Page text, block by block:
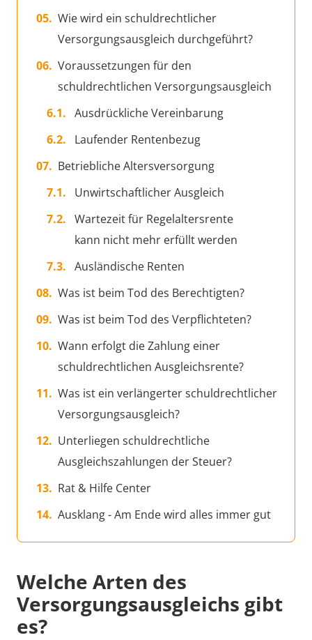
Wie wird ein schuldrechtlicher
Versorgungsausgleich durchgeführt?
Voraussetzungen für den
schuldrechtlichen Versorgungsausgleich
Ausdrückliche Vereinbarung
Laufender Rentenbezug
Betriebliche Altersversorgung
Unwirtschaftlicher Ausgleich
Wartezeit für Regelaltersrente
kann nicht mehr erfüllt werden
Ausländische Renten
Was ist beim Tod des Berechtigten?
Was ist beim Tod des Verpflichteten?
Wann erfolgt die Zahlung einer
schuldrechtlichen Ausgleichsrente?
Was ist ein verlängerter schuldrechtlicher
Versorgungsausgleich?
Unterliegen schuldrechtliche
Ausgleichszahlungen der Steuer?
Rat & Hilfe Center
Ausklang - Am Ende wird alles immer gut
Welche Arten des
Versorgungsausgleichs gibt
es?